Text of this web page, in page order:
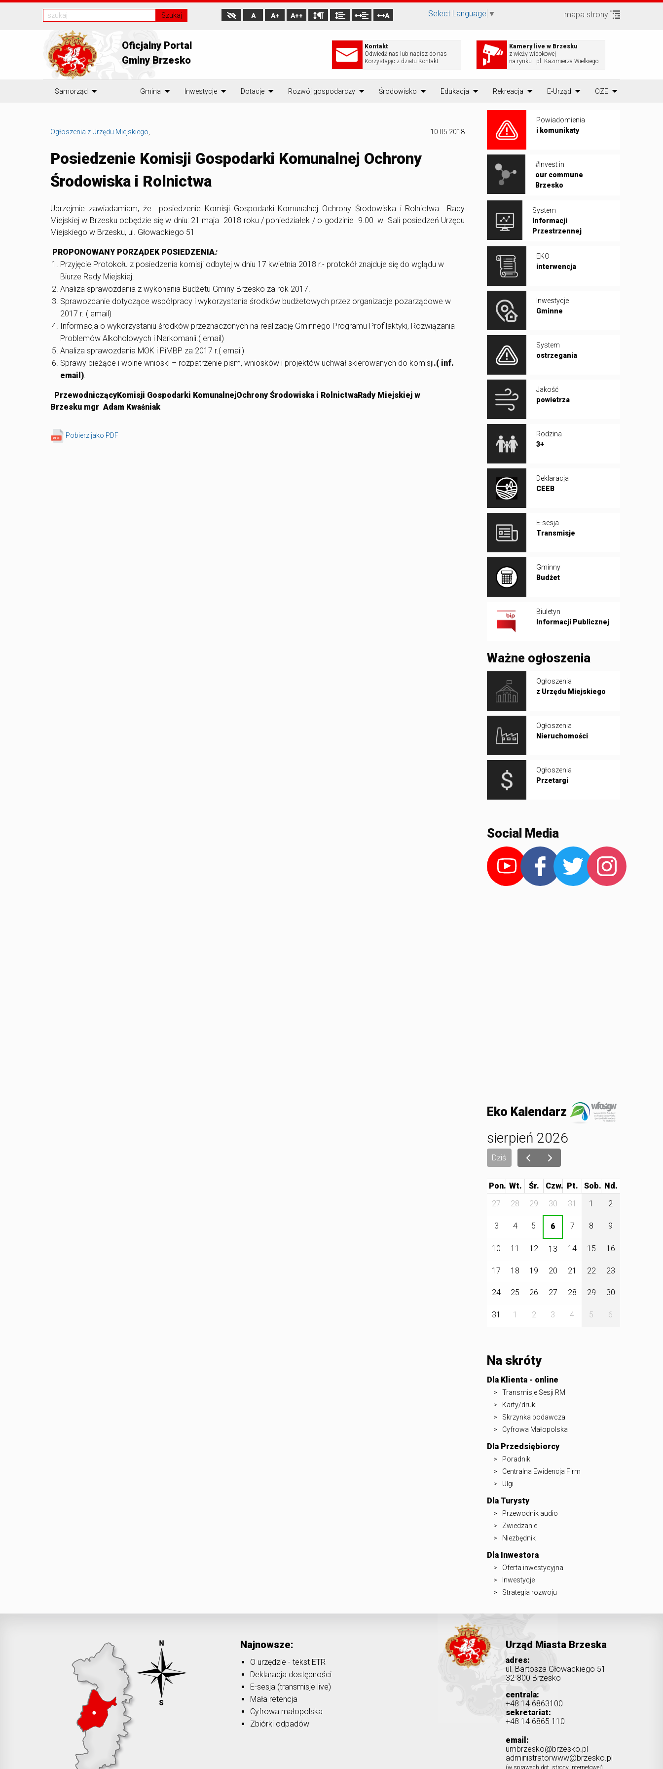
Szukaj A A+ A++ A Select Language ▼ mapa strony
Oficjalny Portal
Gminy Brzesko
Kontakt
Odwiedź nas lub napisz do nas
Korzystając z działu Kontakt
Kamery live w Brzesku
z wieży widokowej
na rynku i pl. Kazimierza Wielkiego
Samorząd Gmina Inwestycje Dotacje Rozwój gospodarczy Środowisko Edukacja Rekreacja E-Urząd OZE
Ogłoszenia z Urzędu Miejskiego 10.05.2018
Posiedzenie Komisji Gospodarki Komunalnej Ochrony
Środowiska i Rolnictwa
Uprzejmie zawiadamiam, że posiedzenie Komisji Gospodarki Komunalnej Ochrony Środowiska i Rolnictwa Rady
Miejskiej w Brzesku odbędzie się w dniu: 21 maja 2018 roku / poniedziałek / o godzinie 9.00 w Sali posiedzeń Urzędu
Miejskiego w Brzesku, ul. Głowackiego 51
PROPONOWANY PORZĄDEK POSIEDZENIA:
Przyjęcie Protokołu z posiedzenia komisji odbytej w dniu 17 kwietnia 2018 r.- protokół znajduje się do wglądu w
Biurze Rady Miejskiej.
Analiza sprawozdania z wykonania Budżetu Gminy Brzesko za rok 2017.
Sprawozdanie dotyczące współpracy i wykorzystania środków budżetowych przez organizacje pozarządowe w
2017 r. ( email)
Informacja o wykorzystaniu środków przeznaczonych na realizację Gminnego Programu Profilaktyki, Rozwiązania
Problemów Alkoholowych i Narkomanii.( email)
Analiza sprawozdania MOK i PiMBP za 2017 r.( email)
Sprawy bieżące i wolne wnioski – rozpatrzenie pism, wniosków i projektów uchwał skierowanych do komisji.( inf.
email).
PrzewodniczącyKomisji Gospodarki KomunalnejOchrony Środowiska i RolnictwaRady Miejskiej w
Brzesku mgr Adam Kwaśniak
Pobierz jako PDF
Powiadomienia
i komunikaty
#Invest in
our commune
Brzesko
System
Informacji
Przestrzennej
EKO
interwencja
Inwestycje
Gminne
System
ostrzegania
Jakość
powietrza
Rodzina
3+
Deklaracja
CEEB
E-sesja
Transmisje
Gminny
Budżet
Biuletyn
Informacji Publicznej
Ważne ogłoszenia
Ogłoszenia
z Urzędu Miejskiego
Ogłoszenia
Nieruchomości
Ogłoszenia
Przetargi
Social Media
Eko Kalendarz
sierpień 2026
Dziś
Pon. Wt. Śr. Czw. Pt.
Sob.
27
28 29 30 31 1 2
3 4 5 6 7 8 9
10 11 12 13 14 15 16
17 18 19 20 21 22 23
24 25 26 27 28 29 30
31 1 2 3 4 5 6
Na skróty
Dla Klienta - online
Transmisje Sesji RM
Karty/druki
Skrzynka podawcza
Cyfrowa Małopolska
Dla Przedsiębiorcy
Poradnik
Centralna Ewidencja Firm
Ulgi
Dla Turysty
Przewodnik audio
Zwiedzanie
Niezbędnik
Dla Inwestora
Oferta inwestycyjna
Inwestycje
Strategia rozwoju
Najnowsze:
O urzędzie - tekst ETR
Deklaracja dostępności
E-sesja (transmisje live)
Mała retencja
Cyfrowa małopolska
Zbiórki odpadów
Urząd Miasta Brzeska
adres:
ul. Bartosza Głowackiego 51
32-800 Brzesko
centrala:
+48 14 6863100
sekretariat:
+48 14 6865 110
email:
umbrzesko@brzesko.pl
administratorwww@brzesko.pl